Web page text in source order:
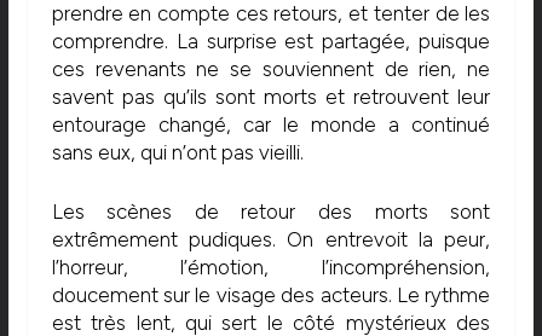
prendre en compte ces retours, et tenter de les
comprendre. La surprise est partagée, puisque
ces revenants ne se souviennent de rien, ne
savent pas qu’ils sont morts et retrouvent leur
entourage changé, car le monde a continué
sans eux, qui n’ont pas vieilli.
Les scènes de retour des morts sont
extrêmement pudiques. On entrevoit la peur,
l’horreur, l’émotion, l’incompréhension,
doucement sur le visage des acteurs. Le rythme
est très lent, qui sert le côté mystérieux des